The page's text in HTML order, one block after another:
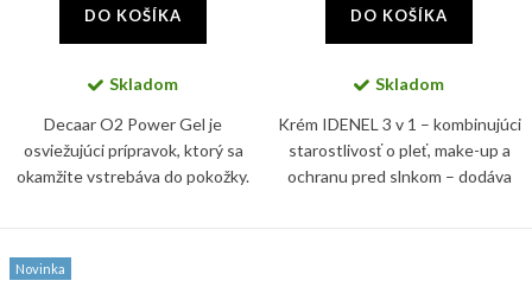
DO KOŠÍKA
Skladom
Decaar O2 Power Gel je
osviežujúci prípravok, ktorý sa
okamžite vstrebáva do pokožky.
vstrebáva a ihneď pomáha
DO KOŠÍKA
Skladom
Krém IDENEL 3 v 1 – kombinujúci
starostlivosť o pleť, make-up a
ochranu pred slnkom – dodáva
Novinka